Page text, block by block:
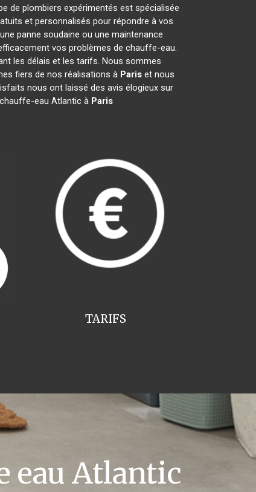
de plombiers expérimentés est spécialisée
et personnalisés pour répondre à vos
panne soudaine ou une maintenance
vos problèmes de chauffe-eau.
les délais et les tarifs. Nous sommes
fiers de nos réalisations à Pariset nous
nous ont laissé des avis élogieux sur
eau Atlantic à Paris
TARIFS
eau Atlantic